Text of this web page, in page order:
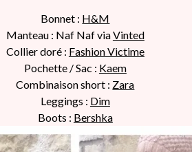
Bonnet : H&M
Manteau : Naf Naf viaVinted
Collier doré : Fashion Victime
Pochette / Sac : Kaem
Combinaison short : Zara
Leggings : Dim
Boots : Bershka